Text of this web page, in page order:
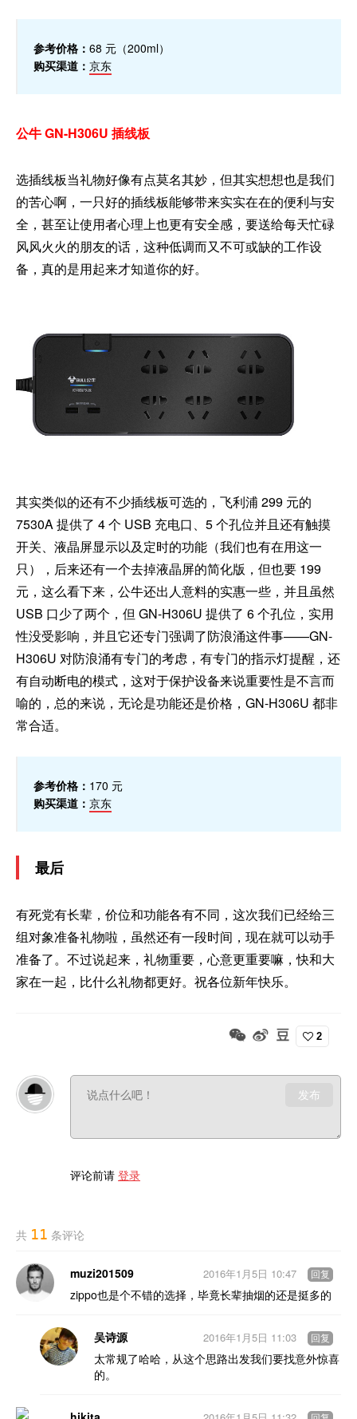
参考价格： 68 元（200ml）
购买渠道： 京东
公牛 GN-H306U 插线板
选插线板当礼物好像有点莫名其妙，但其实想想也是我们
的苦心啊，一只好的插线板能够带来实实在在的便利与安
全，甚至让使用者心理上也更有安全感，要送给每天忙碌
风风火火的朋友的话，这种低调而又不可或缺的工作设
备，真的是用起来才知道你的好。
其实类似的还有不少插线板可选的，飞利浦 299 元的
7530A 提供了 4 个 USB 充电口、5 个孔位并且还有触摸
开关、液晶屏显示以及定时的功能（我们也有在用这一
只），后来还有一个去掉液晶屏的简化版，但也要 199
元，这么看下来，公牛还出人意料的实惠一些，并且虽然
USB 口少了两个，但 GN-H306U 提供了 6 个孔位，实用
性没受影响，并且它还专门强调了防浪涌这件事——GN-
H306U 对防浪涌有专门的考虑，有专门的指示灯提醒，还
有自动断电的模式，这对于保护设备来说重要性是不言而
喻的，总的来说，无论是功能还是价格，GN-H306U 都非
常合适。
参考价格： 170 元
购买渠道 ： 京东
最后
有死党有长辈，价位和功能各有不同，这次我们已经给三
组对象准备礼物啦，虽然还有一段时间，现在就可以动手
准备了。不过说起来，礼物重要，心意更重要嘛，快和大
家在一起，比什么礼物都更好。祝各位新年快乐。
2
发布
评论前请 登录
共 11 条评论
muzi201509
zippo也是个不错的选择，毕竟长辈抽烟的还是挺多的
2016年1月5日 10:47 回复
吴诗源
太常规了哈哈，从这个思路出发我们要找意外惊喜
的。
2016年1月5日 11:03 回复